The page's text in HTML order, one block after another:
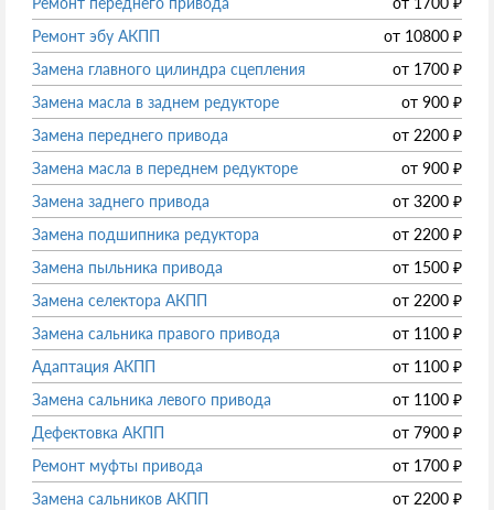
Ремонт эбу АКПП
от 10800 ₽
Замена главного цилиндра сцепления
от 1700 ₽
Замена масла в заднем редукторе
от 900 ₽
Замена переднего привода
от 2200 ₽
Замена масла в переднем редукторе
от 900 ₽
Замена заднего привода
от 3200 ₽
Замена подшипника редуктора
от 2200 ₽
Замена пыльника привода
от 1500 ₽
Замена селектора АКПП
от 2200 ₽
Замена сальника правого привода
от 1100 ₽
Адаптация АКПП
от 1100 ₽
Замена сальника левого привода
от 1100 ₽
Дефектовка АКПП
от 7900 ₽
Ремонт муфты привода
от 1700 ₽
Замена сальников АКПП
от 2200 ₽